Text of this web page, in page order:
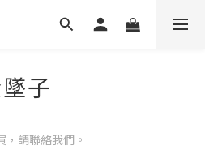
子
，請聯絡我們。